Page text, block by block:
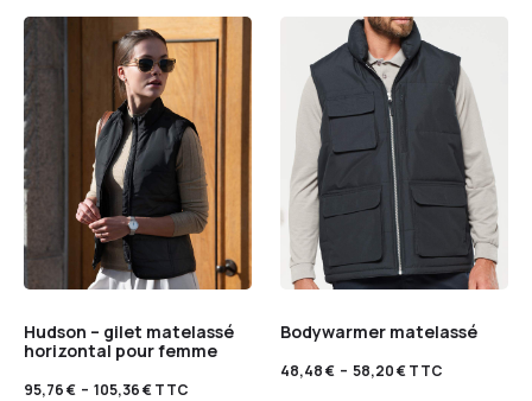
Hudson – gilet matelassé
horizontal pour femme
95,76€ – 105,36€TTC
Bodywarmer matelassé
48,48€ – 58,20€TTC